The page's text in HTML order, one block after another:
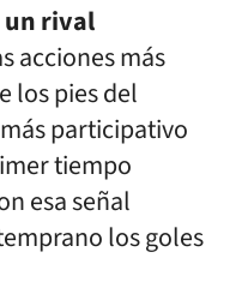
rival
acciones más
los pies del
participativo
tiempo
esa señal
los goles